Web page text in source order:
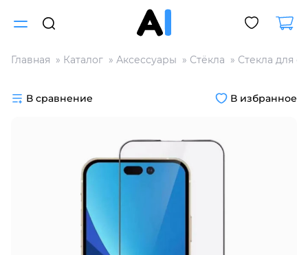
Главная Каталог Аксессуары Стёкла Стекла для
В сравнение В избранное
Разбейте
на части
без переплат
График платежей